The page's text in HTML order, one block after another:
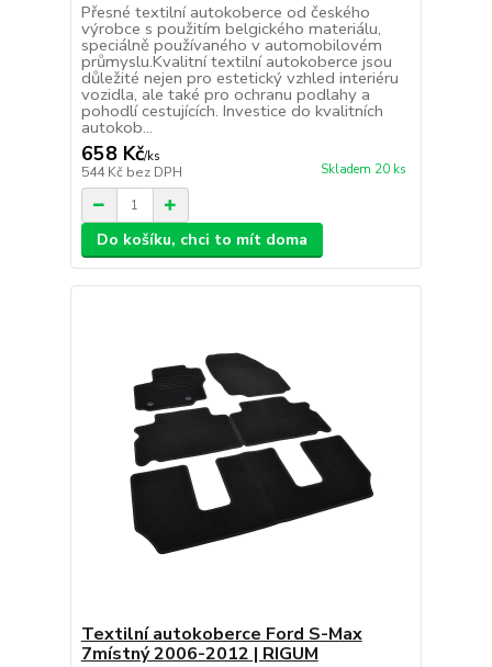
Přesné textilní autokoberce od českého
výrobce s použitím belgického materiálu,
speciálně používaného v automobilovém
průmyslu.Kvalitní textilní autokoberce jsou
důležité nejen pro estetický vzhled interiéru
vozidla, ale také pro ochranu podlahy a
pohodlí cestujících. Investice do kvalitních
autokob...
658 Kč/ks
544 Kč bez DPH Skladem 20 ks
Do košíku, chci to mít doma
Textilní autokoberce Ford S-Max
7místný 2006-2012 | RIGUM